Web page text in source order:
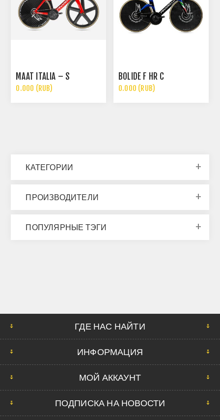
MAAT ITALIA – S
0.000 (RUB)
BOLIDE F HR C
0.000 (RUB)
КАТЕГОРИИ
ПРОИЗВОДИТЕЛИ
ПОПУЛЯРНЫЕ ТЭГИ
ГДЕ НАС НАЙТИ
ИНФОРМАЦИЯ
МОЙ АККАУНТ
ПОДПИСКА НА НОВОСТИ